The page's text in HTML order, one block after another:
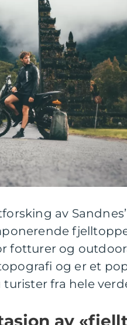
av
fotturer og
og er et
fra hele